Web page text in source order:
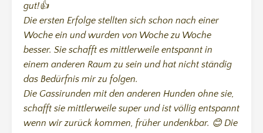
gut!👍
Die ersten Erfolge stellten sich schon nach einer
Woche ein und wurden von Woche zu Woche
besser. Sie schafft es mittlerweile entspannt in
einem anderen Raum zu sein und hat nicht ständig
das Bedürfnis mir zu folgen.
Die Gassirunden mit den anderen Hunden ohne sie,
schafft sie mittlerweile super und ist völlig entspannt
wenn wir zurück kommen, früher undenkbar. 😊 Die